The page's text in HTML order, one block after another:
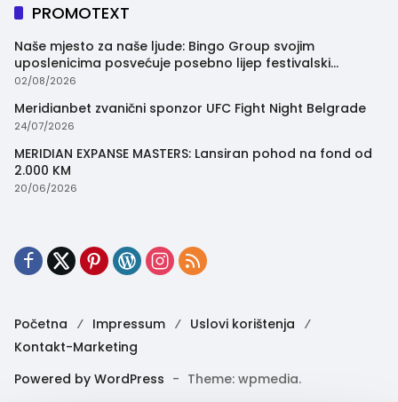
PROMOTEXT
Naše mjesto za naše ljude: Bingo Group svojim
uposlenicima posvećuje posebno lijep festivalski
trenutak
02/08/2026
Meridianbet zvanični sponzor UFC Fight Night Belgrade
24/07/2026
MERIDIAN EXPANSE MASTERS: Lansiran pohod na fond od
2.000 KM
20/06/2026
Početna Impressum
Uslovi korištenja
Kontakt-Marketing
Powered by WordPress - Theme: wpmedia.